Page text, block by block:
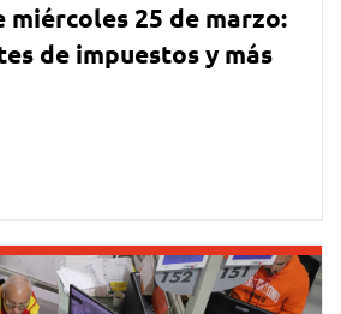
miércoles 25 de marzo:
de impuestos y más